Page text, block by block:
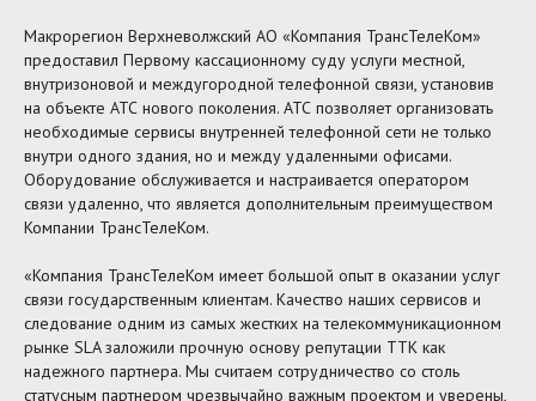
Макрорегион Верхневолжский АО «Компания ТрансТелеКом»
предоставил Первому кассационному суду услуги местной,
внутризоновой и междугородной телефонной связи, установив
на объекте АТС нового поколения. АТС позволяет организовать
необходимые сервисы внутренней телефонной сети не только
внутри одного здания, но и между удаленными офисами.
Оборудование обслуживается и настраивается оператором
связи удаленно, что является дополнительным преимуществом
Компании ТрансТелеКом.
«Компания ТрансТелеКом имеет большой опыт в оказании услуг
связи государственным клиентам. Качество наших сервисов и
следование одним из самых жестких на телекоммуникационном
рынке SLA заложили прочную основу репутации ТТК как
надежного партнера. Мы считаем сотрудничество со столь
статусным партнером чрезвычайно важным проектом и уверены,